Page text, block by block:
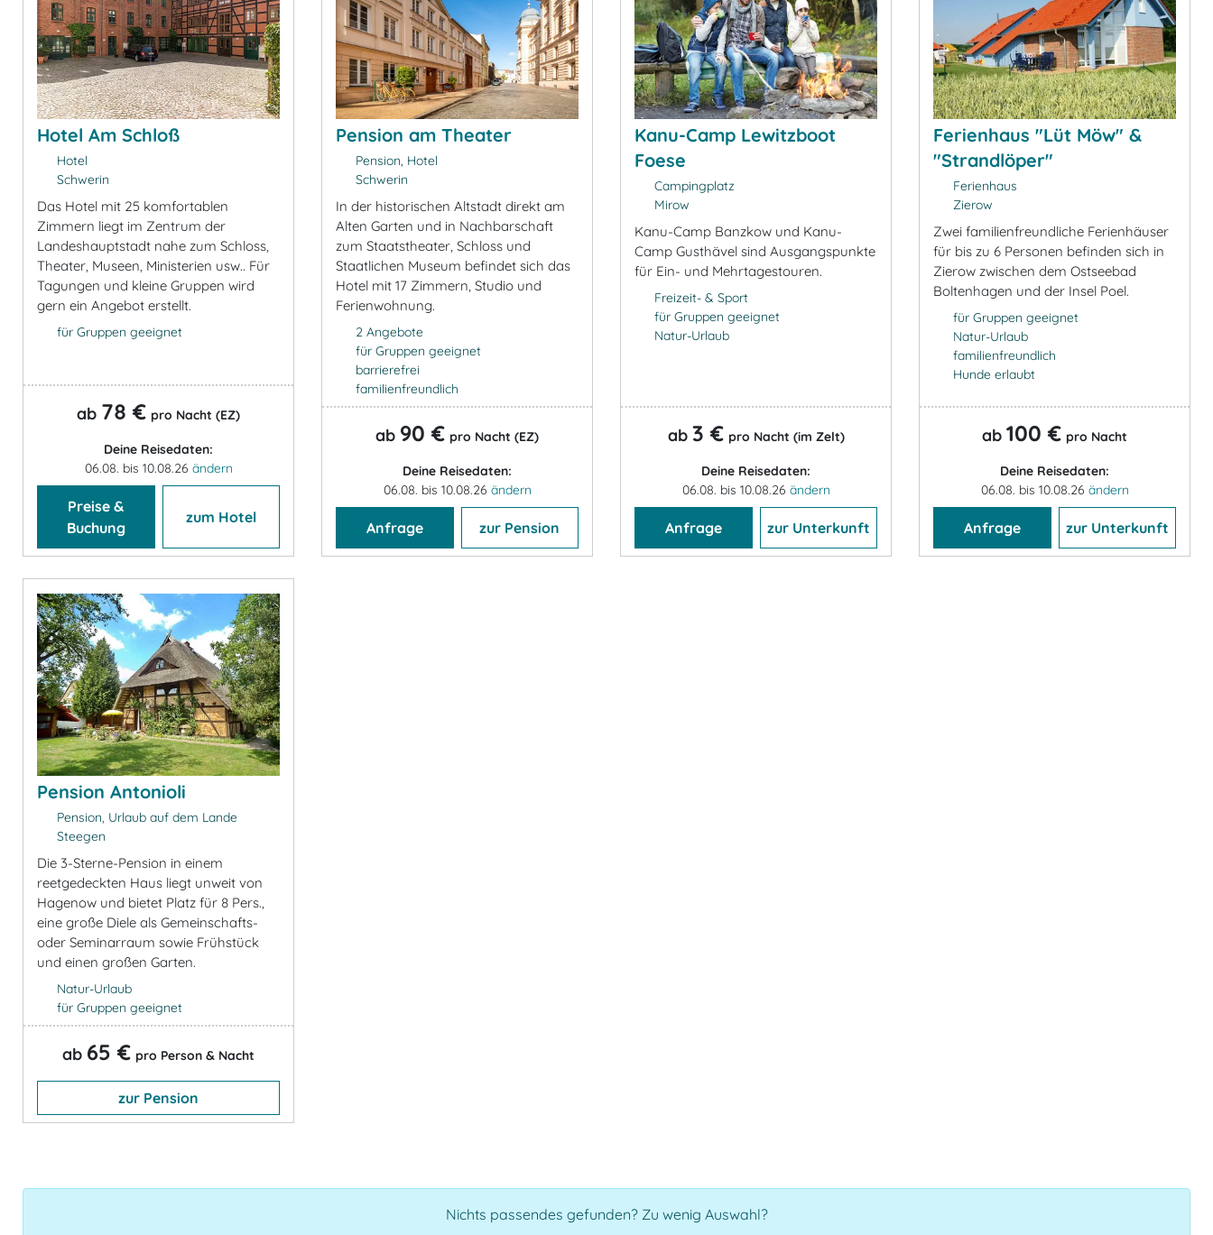
Hotel Am Schloß
Hotel
Schwerin
Das Hotel mit 25 komfortablen
Zimmern liegt im Zentrum der
Landeshauptstadt nahe zum Schloss,
Theater, Museen, Ministerien usw.. Für
Tagungen und kleine Gruppen wird
gern ein Angebot erstellt.
für Gruppen geeignet
ab 78 € pro Nacht (EZ)
Deine Reisedaten:
06.08. bis 10.08.26 ändern
Preise &
Buchung
zum Hotel
Pension am Theater
Pension, Hotel
Schwerin
In der historischen Altstadt direkt am
Alten Garten und in Nachbarschaft
zum Staatstheater, Schloss und
Staatlichen Museum befindet sich das
Hotel mit 17 Zimmern, Studio und
Ferienwohnung.
2 Angebote
für Gruppen geeignet
barrierefrei
familienfreundlich
ab 90 € pro Nacht (EZ)
Deine Reisedaten:
06.08. bis 10.08.26 ändern
Anfrage zur Pension
Kanu-Camp Lewitzboot
Foese
Campingplatz
Mirow
Kanu-Camp Banzkow und Kanu-
Camp Gusthävel sind Ausgangspunkte
für Ein- und Mehrtagestouren.
Freizeit- & Sport
für Gruppen geeignet
Natur-Urlaub
ab 3 € pro Nacht (im Zelt)
Deine Reisedaten:
06.08. bis 10.08.26 ändern
Anfrage zur Unterkunft
Ferienhaus "Lüt Möw" &
"Strandlöper"
Ferienhaus
Zierow
Zwei familienfreundliche Ferienhäuser
für bis zu 6 Personen befinden sich in
Zierow zwischen dem Ostseebad
Boltenhagen und der Insel Poel.
für Gruppen geeignet
Natur-Urlaub
familienfreundlich
Hunde erlaubt
ab 100 € pro Nacht
Deine Reisedaten:
06.08. bis 10.08.26 ändern
Anfrage zur Unterkunft
Pension Antonioli
Pension, Urlaub auf dem Lande
Steegen
Die 3-Sterne-Pension in einem
reetgedeckten Haus liegt unweit von
Hagenow und bietet Platz für 8 Pers.,
eine große Diele als Gemeinschafts-
oder Seminarraum sowie Frühstück
und einen großen Garten.
Natur-Urlaub
für Gruppen geeignet
ab 65 € pro Person & Nacht
zur Pension
Nichts passendes gefunden? Zu wenig Auswahl?